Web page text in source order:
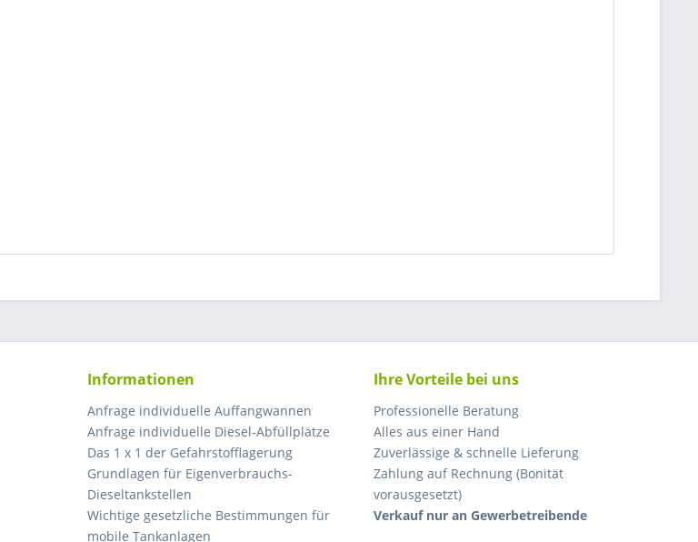
Informationen
Anfrage individuelle Auffangwannen
Anfrage individuelle Diesel-Abfüllplätze
Das 1 x 1 der Gefahrstofflagerung
Grundlagen für Eigenverbrauchs-
Dieseltankstellen
Wichtige gesetzliche Bestimmungen für
mobile Tankanlagen
Ihre Vorteile bei uns
Professionelle Beratung
Alles aus einer Hand
Zuverlässige & schnelle Lieferung
Zahlung auf Rechnung (Bonität
vorausgesetzt)
Verkauf nur an Gewerbetreibende